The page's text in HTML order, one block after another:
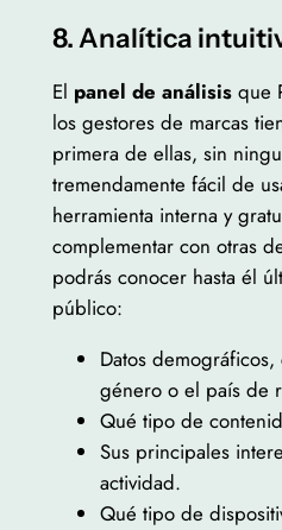
8. Analítica
El panel de análisisque
los gestores de marcas
primera de ellas, sin
tremendamente fácil de
herramienta interna y
complementar con otras
podrás conocer hasta él
público:
Datos
género o el país de
Qué tipo de
Sus principales
actividad.
Qué tipo de